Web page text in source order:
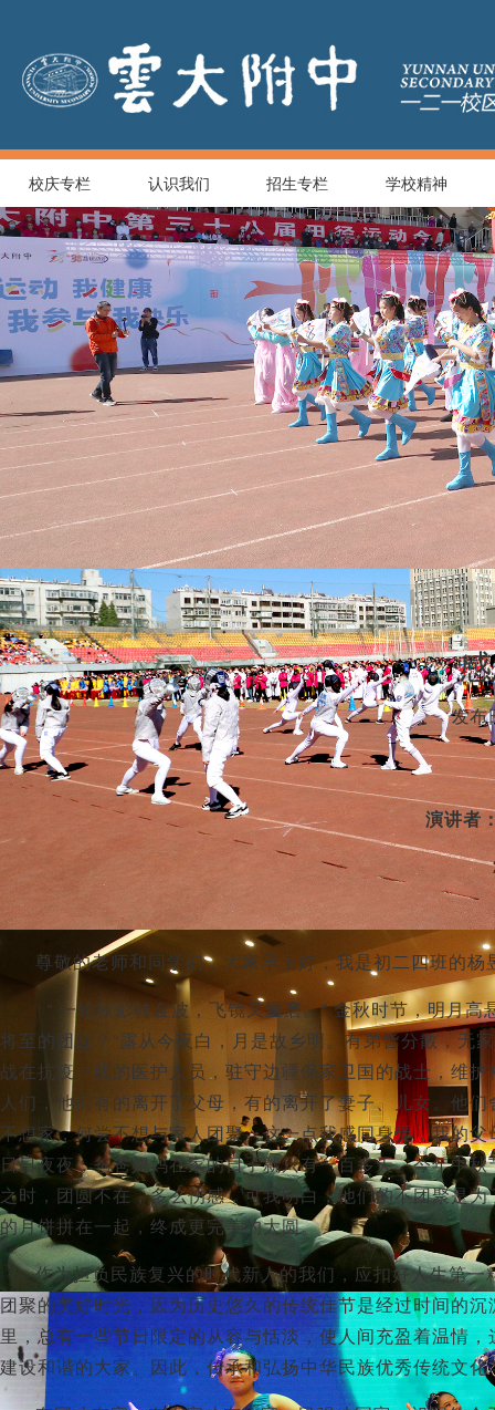
校庆专栏 认识我们 招生专栏 学校精神
发布
演讲者
尊敬的老师和同学们，大家早上好，我是初二四班的
“ 一轮秋影转金波，飞镜又重磨。” 金秋时节，明月
将至的团圆？“露从今夜白，月是故乡明。有弟皆分散，无
战在抗疫一线的医护人员，驻守边疆保家卫国的战士，维
人们，他们有的离开了父母，有的离开了妻子、儿女。他
不想家，何尝不想与家人团聚。这一点我感同身受，我的
日日夜夜，爸爸妈妈在家的日子就只有一百多天。今年中
之时，团圆不在，多么伤感，可我明白，他们的不团聚是
的月饼拼在一起，终成更完美的大圆。
作为担负民族复兴的时代新人的我们，应扣好人生第
团聚的美好时光，因为历史悠久的传统佳节是经过时间的
里，总有一些节日限定的从容与恬淡，使人间充盈着温情
建设和谐的大家。因此，传承和弘扬中华民族优秀传统文